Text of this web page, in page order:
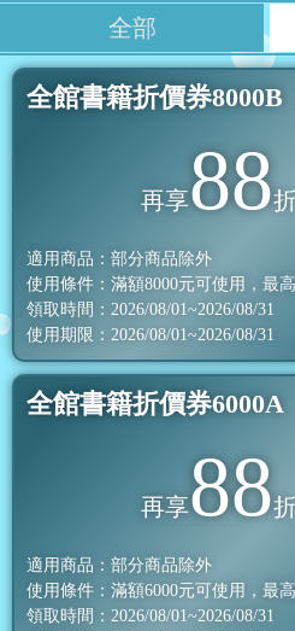
全部
全館書籍折價券8000B
再享88
適用商品：部分商品除外
使用條件：滿額8000元可使用，最
領取時間：2026/08/01~2026/08/31
使用期限：2026/08/01~2026/08/31
全館書籍折價券6000A
再享88
適用商品：部分商品除外
使用條件：滿額6000元可使用，最
領取時間：2026/08/01~2026/08/31